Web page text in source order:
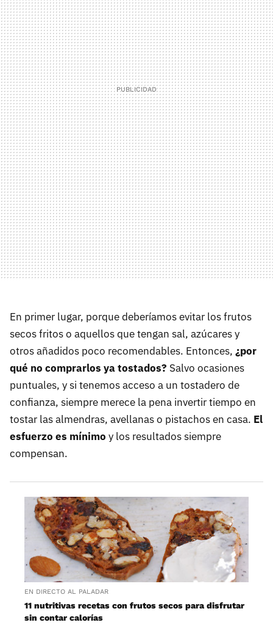
En primer lugar, porque deberíamos evitar los frutos
secos fritos o aquellos que tengan sal, azúcares y
otros añadidos poco recomendables. Entonces, ¿por
qué no comprarlos ya tostados? Salvo ocasiones
puntuales, y si tenemos acceso a un tostadero de
confianza, siempre merece la pena invertir tiempo en
tostar las almendras, avellanas o pistachos en casa. El
esfuerzo es mínimo y los resultados siempre
compensan.
EN DIRECTO AL PALADAR
11 nutritivas recetas con frutos secos para disfrutar
sin contar calorías